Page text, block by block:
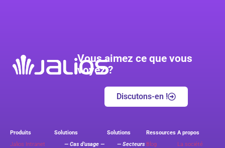
Vous aimez ce que vous
voyez ?
Discutons-en !
Produits
Jalios Intranet
Solutions
— Cas d’usage —
Solutions
— Secteurs
Ressources
Blog
A propos
La société